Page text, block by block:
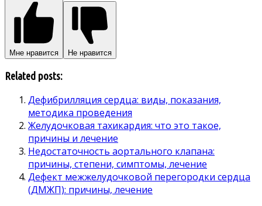
Мне нравится Не нравится
Related posts:
Дефибрилляция сердца: виды, показания,
методика проведения
Желудочковая тахикардия: что это такое,
причины и лечение
Недостаточность аортального клапана:
причины, степени, симптомы, лечение
Дефект межжелудочковой перегородки сердца
(ДМЖП): причины, лечение